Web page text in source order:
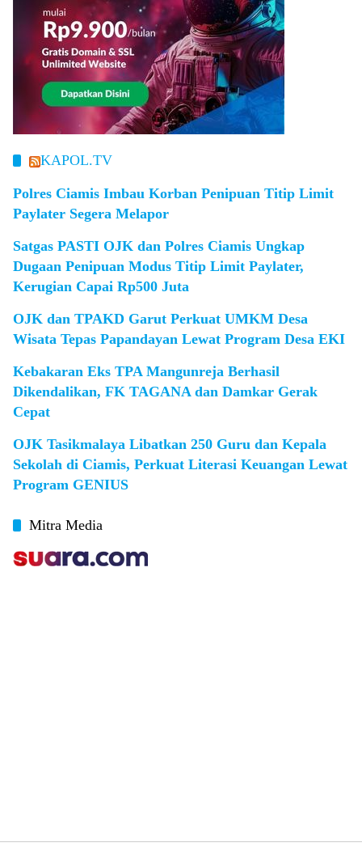
KAPOL.TV
Polres Ciamis Imbau Korban Penipuan Titip Limit
Paylater Segera Melapor
Satgas PASTI OJK dan Polres Ciamis Ungkap
Dugaan Penipuan Modus Titip Limit Paylater,
Kerugian Capai Rp500 Juta
OJK dan TPAKD Garut Perkuat UMKM Desa
Wisata Tepas Papandayan Lewat Program Desa EKI
Kebakaran Eks TPA Mangunreja Berhasil
Dikendalikan, FK TAGANA dan Damkar Gerak
Cepat
OJK Tasikmalaya Libatkan 250 Guru dan Kepala
Sekolah di Ciamis, Perkuat Literasi Keuangan Lewat
Program GENIUS
Mitra Media